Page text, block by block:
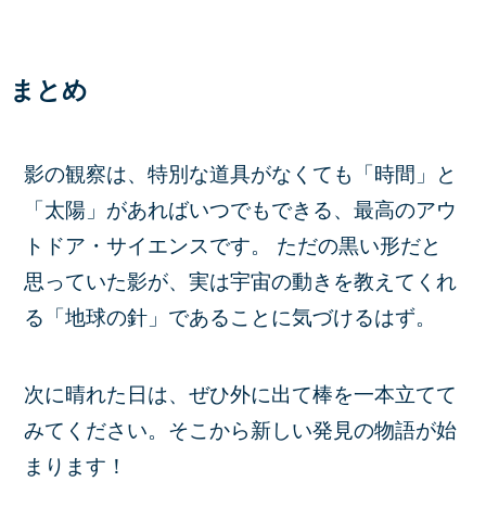
まとめ
影の観察は、特別な道具がなくても「時間」と
「太陽」があればいつでもできる、最高のアウ
トドア・サイエンスです。 ただの黒い形だと
思っていた影が、実は宇宙の動きを教えてくれ
る「地球の針」であることに気づけるはず。
次に晴れた日は、ぜひ外に出て棒を一本立てて
みてください。そこから新しい発見の物語が始
まります！